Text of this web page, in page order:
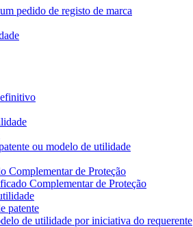
pedido de registo de marca
ou modelo de utilidade
Complementar de Proteção
Complementar de Proteção
patente
de utilidade por iniciativa do requerente